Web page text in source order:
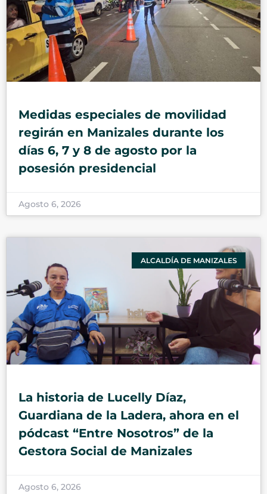
Medidas especiales de movilidad
regirán en Manizales durante los
días 6, 7 y 8 de agosto por la
posesión presidencial
Agosto 6, 2026
ALCALDÍA DE MANIZALES
La historia de Lucelly Díaz,
Guardiana de la Ladera, ahora en el
pódcast “Entre Nosotros” de la
Gestora Social de Manizales
Agosto 6, 2026